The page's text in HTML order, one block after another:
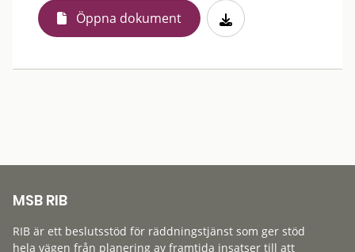
Öppna dokument
MSB RIB
RIB är ett beslutsstöd för räddningstjänst som ger stöd
hela vägen från planering av framtida insatser till att